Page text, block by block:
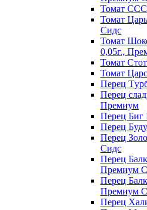
Томат
Томат
Сидс
Томат
0,05г.,
Томат
Томат
Перец
Перец
Премиум
Перец Биг
Перец
Перец
Сидс
Перец
Премиум
Перец
Премиум
Перец